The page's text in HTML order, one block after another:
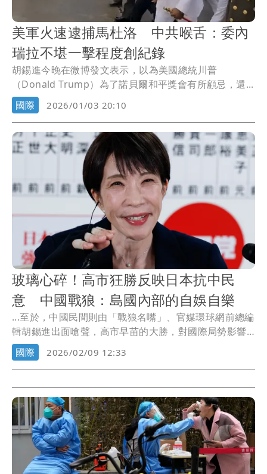
美軍火速逮捕馬杜洛 中共喉舌：委內
瑞拉不堪一擊程度創紀錄
胡錫進今晚在微博發文表示，以為美國總統川普
（Donald Trump）為了諾貝爾和平獎會有所顧忌，還...
國際
2026/01/03 20:10
玻璃心碎！高市狂勝反映日本抗中民
意 中國戰狼：島國內部的自娛自樂
...至於，中國民間則由「戰狼名嘴」、官媒環球網前總編
輯胡錫進出面嗆聲，高市早苗的大勝，對國際局勢影響
不大...
國際 2026/02/09 12:33